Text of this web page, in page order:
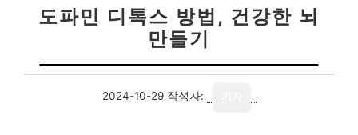
도파민 디톡스 방법, 건강한 뇌
만들기
2024-10-29 작성자: